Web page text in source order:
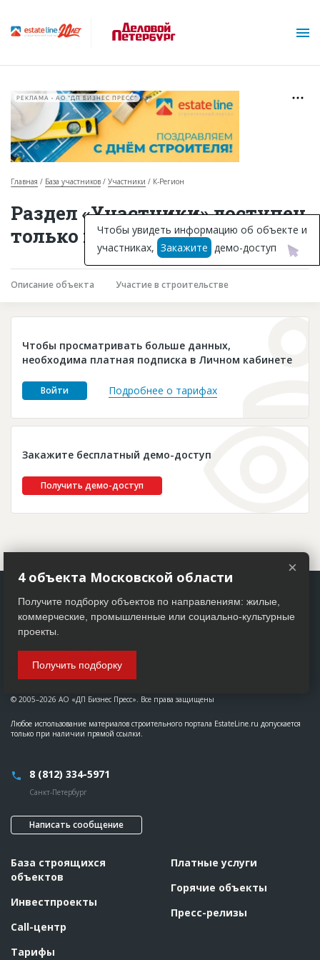
Горячие объекты
База строящихся объектов
Инвестпроекты
Глоссарий
Платные услуги
Пресс-релизы
РЕКЛАМА • АО "ДП БИЗНЕС ПРЕСС"
Главная База участников Участники К-Регион
Раздел «Участники» доступен
только подписчикам
Описание объекта Участие в строительстве
Чтобы просматривать больше данных,
необходима платная подписка в Личном кабинете
Войти Подробнее о тарифах
Закажите бесплатный демо-доступ
Получить демо-доступ
Чтобы увидеть информацию об объекте и
участниках, Закажите демо-доступ
© 2005–2026 АО «ДП Бизнес Пресс». Все права защищены
Любое использование материалов строительного портала EstateLine.ru допускается
только при наличии прямой ссылки.
8 (812) 334-5971
Санкт-Петербург
Написать сообщение
База строящихся
объектов
Инвестпроекты
Call-центр
Тарифы
Платные услуги
Горячие объекты
Пресс-релизы
×
4 объекта Московской области
Получите подборку объектов по направлениям: жилые,
коммерческие, промышленные или социально-культурные
проекты.
Получить подборку